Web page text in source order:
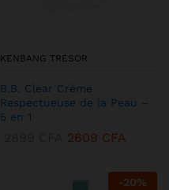
KENBANG TRÉSOR
B.B. Clear Crème
Respectueuse de la Peau –
5 en 1
2609 CFA
-20%